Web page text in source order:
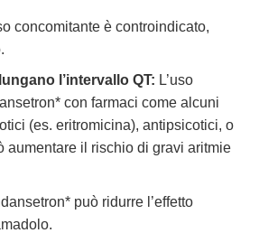
concomitante è controindicato,
l’intervallo QT: L’uso
con farmaci come alcuni
(es. eritromicina), antipsicotici, o
aumentare il rischio di gravi aritmie
può ridurre l’effetto